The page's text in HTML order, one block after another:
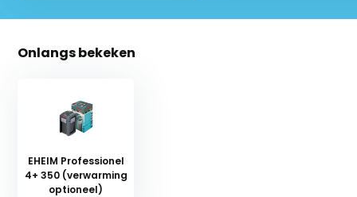
Onlangs bekeken
EHEIM Professionel
4+ 350 (verwarming
optioneel)